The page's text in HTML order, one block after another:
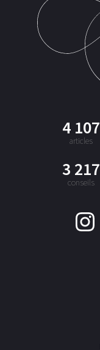
4 107
articles
3 217
conseils